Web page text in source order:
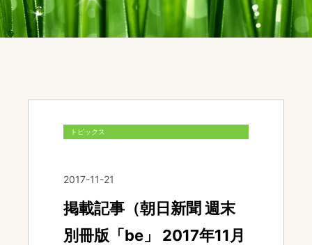
トピックス
2017-11-21
掲載記事（朝日新聞 週末
別冊版「be」 2017年11月